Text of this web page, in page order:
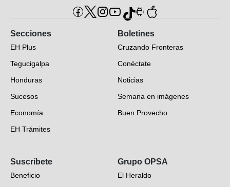
Secciones
EH Plus
Tegucigalpa
Honduras
Sucesos
Economía
EH Trámites
EH Verifica
Fotogalerías
Boletines
Cruzando Fronteras
Conéctate
Noticias
Semana en imágenes
Buen Provecho
Suscríbete
Beneficio
Grupo OPSA
El Heraldo